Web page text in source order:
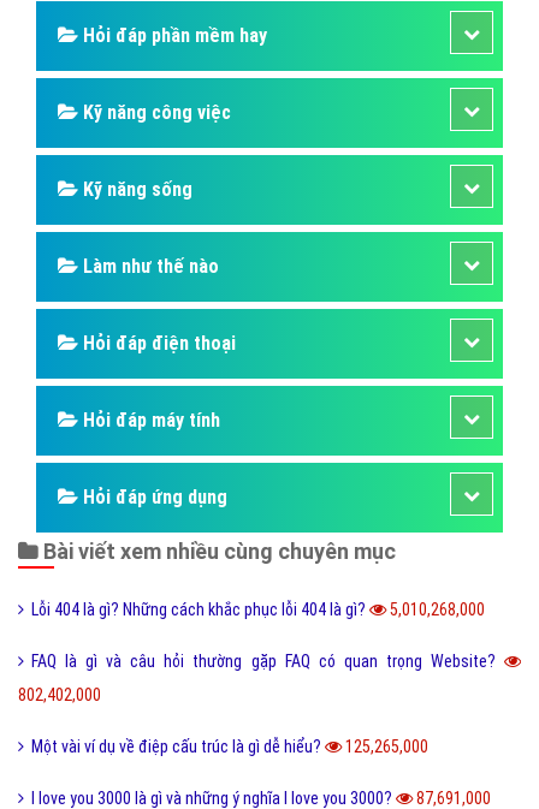
Hỏi đáp phần mềm hay
Kỹ năng công việc
Kỹ năng sống
Làm như thế nào
Hỏi đáp điện thoại
Hỏi đáp máy tính
Hỏi đáp ứng dụng
Bài viết xem nhiều cùng chuyên mục
Lỗi 404 là gì? Những cách khắc phục lỗi 404 là gì? 5,010,268,000
FAQ là gì và câu hỏi thường gặp FAQ có quan trọng Website?
802,402,000
Một vài ví dụ về điệp cấu trúc là gì dễ hiểu? 125,265,000
I love you 3000 là gì và những ý nghĩa I love you 3000? 87,691,000